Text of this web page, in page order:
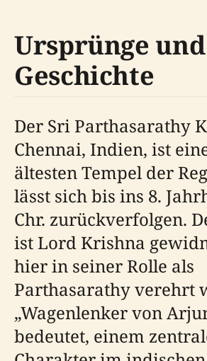
Ursprünge
Geschichte
Der Sri Parthasarathy
Chennai, Indien, ist
ältesten Tempel der
lässt sich bis ins 8.
Chr. zurückverfolgen.
ist Lord Krishna
hier in seiner Rolle als
Parthasarathy verehrt
„Wagenlenker von
bedeutet, einem